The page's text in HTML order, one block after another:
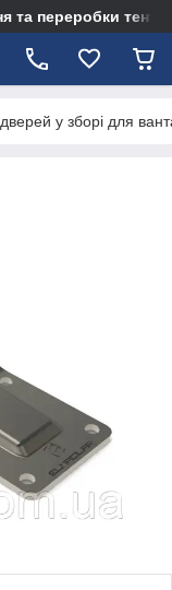
переробки тентів
у зборі для